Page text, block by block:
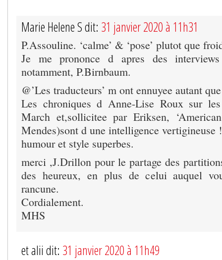
Marie Helene S dit: 31 janvier 2020 à 11h31
P.Assouline. ‘calme’ & ‘pose’ plutot que
Je me prononce d apres des
notamment, P.Birnbaum.
@’Les traducteurs’ m ont ennuyee autant
Les chroniques d Anne-Lise Roux sur
March et,sollicitee par Eriksen,
Mendes)sont d une intelligence vertigineuse !
humour et style superbes.
merci ,J.Drillon pour le partage des
des heureux, en plus de celui auquel
rancune.
Cordialement.
MHS
et alii dit: 31 janvier 2020 à 11h49